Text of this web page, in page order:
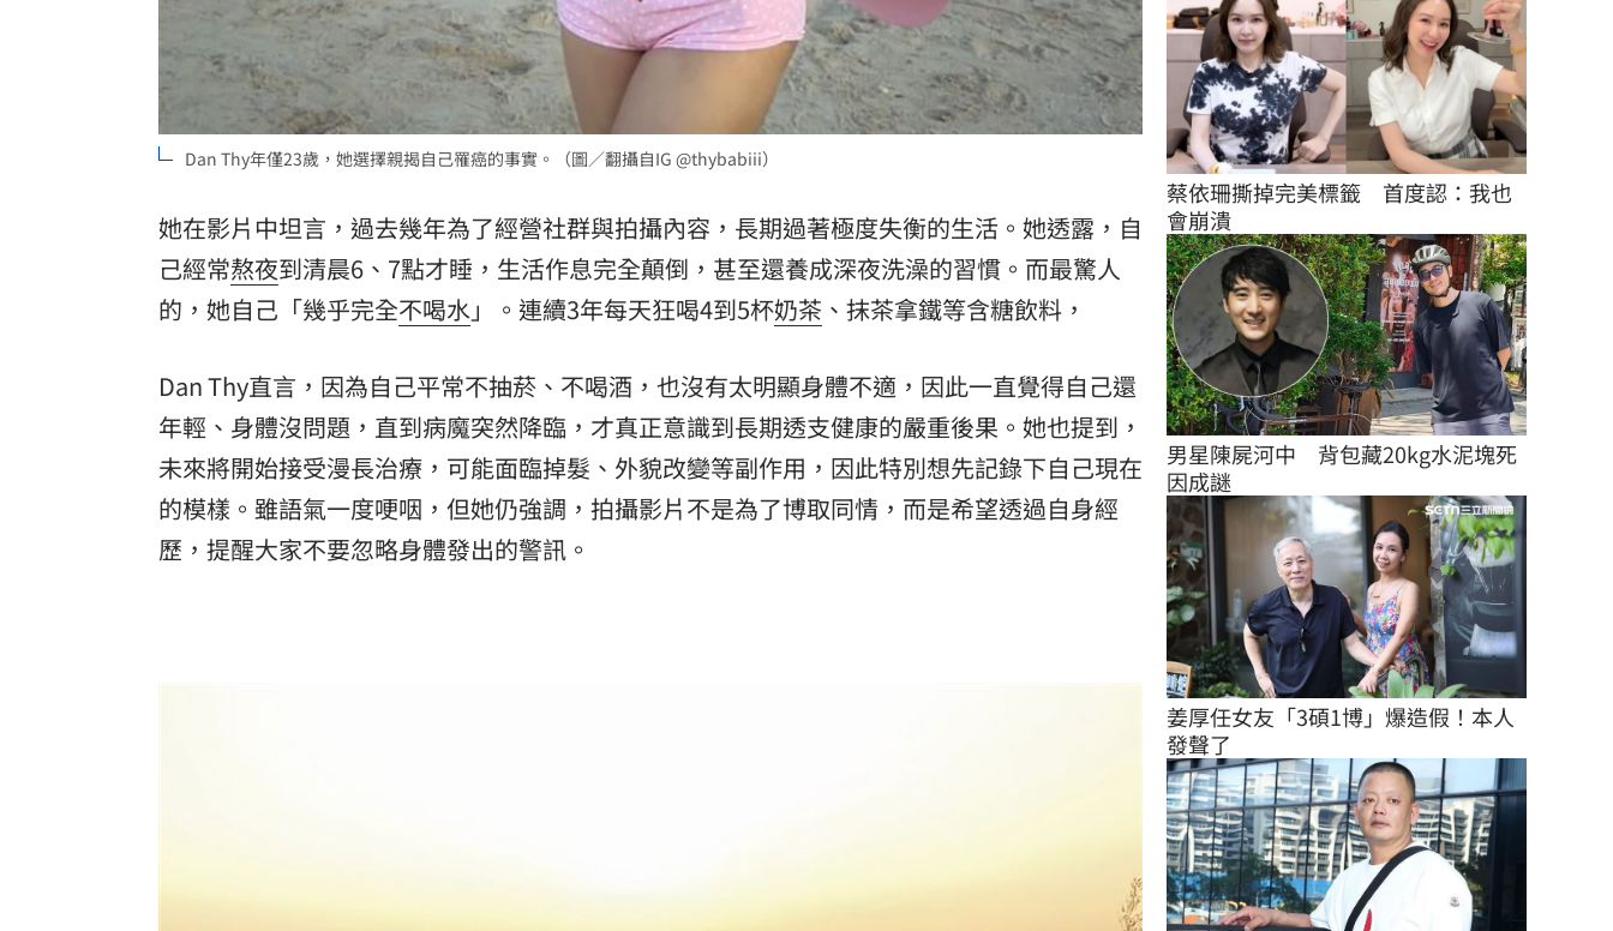
Dan Thy年僅23歲，她選擇親揭自己罹癌的事實。（圖／翻攝自IG @thybabiii）
她在影片中坦言，過去幾年為了經營社群與拍攝內容，長期過著極度失衡的生活。她透露，自
己經常熬夜到清晨6、7點才睡，生活作息完全顛倒，甚至還養成深夜洗澡的習慣。而最驚人
的，她自己「幾乎完全不喝水」。連續3年每天狂喝4到5杯奶茶 、抹茶拿鐵等含糖飲料，
Dan Thy直言，因為自己平常不抽菸、不喝酒，也沒有太明顯身體不適，因此一直覺得自己還
年輕、身體沒問題，直到病魔突然降臨，才真正意識到長期透支健康的嚴重後果。她也提到，
未來將開始接受漫長治療，可能面臨掉髮、外貌改變等副作用，因此特別想先記錄下自己現在
的模樣。雖語氣一度哽咽，但她仍強調，拍攝影片不是為了博取同情，而是希望透過自身經
歷，提醒大家不要忽略身體發出的警訊。
蔡依珊撕掉完美標籤　首度認：我也
會崩潰
男星陳屍河中　背包藏20kg水泥塊死
因成謎
姜厚任女友「3碩1博」爆造假！本人
發聲了